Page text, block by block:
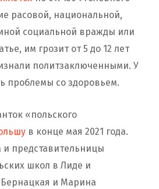
расовой, национальной,
социальной вражды или
им грозит от 5 до 12 лет
политзаключенными. У
проблемы со здоровьем.
«польского
в конце мая 2021 года.
представительницы
школ в Лиде и
и Марина